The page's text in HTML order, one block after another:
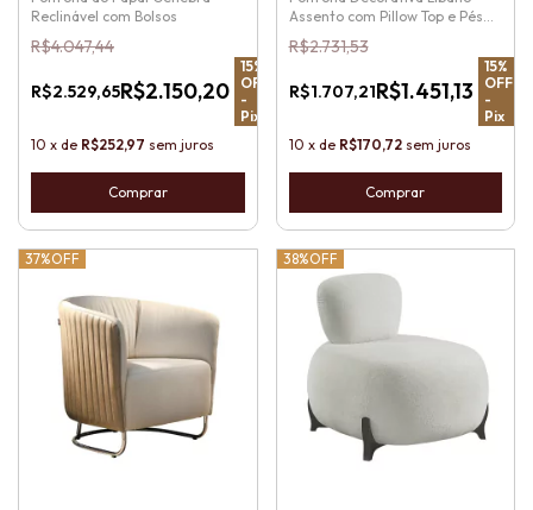
Reclinável com Bolsos
R$4.047,44
R$2.529,65R$2.150,20
15%
OFF
-
Pix
10 x de R$252,97 sem juros
Assento com Pillow Top e Pés
de Madeira
R$2.731,53
R$1.707,21R$1.451,13
15%
OFF
-
Pix
10 x de R$170,72 sem juros
37%OFF 38%OFF